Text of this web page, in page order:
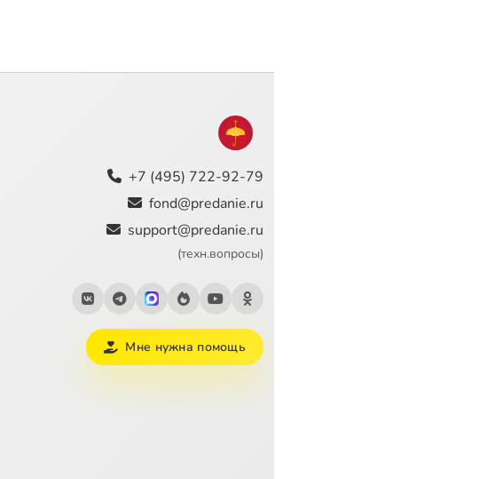
+7 (495) 722-92-79
fond@predanie.ru
support@predanie.ru
(техн.вопросы)
Мне нужна помощь